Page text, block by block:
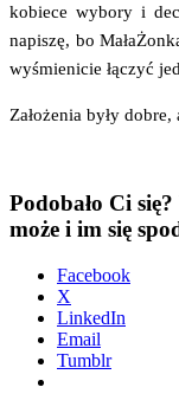
kobie­ce wybo­ry i
napi­szę, bo
wyśmie­ni­cie łączyć
Zało­że­nia były
Podobało Ci
może i im się
Face­bo­ok
X
Lin­ke­dIn
Ema­il
Tum­blr